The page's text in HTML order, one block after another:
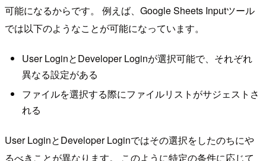
可能になるからです。 例えば、Google Sheets Inputツール
では以下のようなことが可能になっています。
User LoginとDeveloper Loginが選択可能で、それぞれ
異なる設定がある
ファイルを選択する際にファイルリストがサジェストさ
れる
User LoginとDeveloper Loginではその選択をしたのちにや
るべきことが異なります。 このように特定の条件に応じて